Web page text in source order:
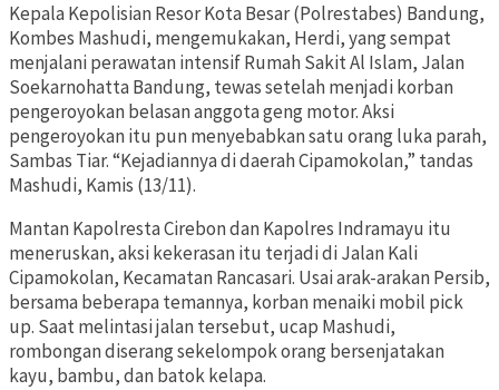
Kepala Kepolisian Resor Kota Besar (Polrestabes) Bandung,
Kombes Mashudi, mengemukakan, Herdi, yang sempat
menjalani perawatan intensif Rumah Sakit Al Islam, Jalan
Soekarnohatta Bandung, tewas setelah menjadi korban
pengeroyokan belasan anggota geng motor. Aksi
pengeroyokan itu pun menyebabkan satu orang luka parah,
Sambas Tiar. “Kejadiannya di daerah Cipamokolan,” tandas
Mashudi, Kamis (13/11).
Mantan Kapolresta Cirebon dan Kapolres Indramayu itu
meneruskan, aksi kekerasan itu terjadi di Jalan Kali
Cipamokolan, Kecamatan Rancasari. Usai arak-arakan Persib,
bersama beberapa temannya, korban menaiki mobil pick
up. Saat melintasi jalan tersebut, ucap Mashudi,
rombongan diserang sekelompok orang bersenjatakan
kayu, bambu, dan batok kelapa.